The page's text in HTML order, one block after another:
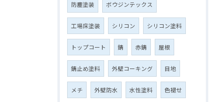
防塵塗装 ボウジンテックス
工場床塗装 シリコン シリコン塗料
トップコート 錆 赤錆 屋根
錆止め塗料 外壁コーキング 目地
メチ 外壁防水 水性塗料 色褪せ